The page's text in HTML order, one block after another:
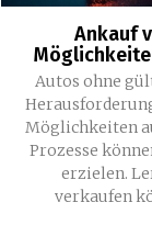
Ankauf
Autos ohne
Möglichkeiten
Prozesse
erzielen.
verkaufen